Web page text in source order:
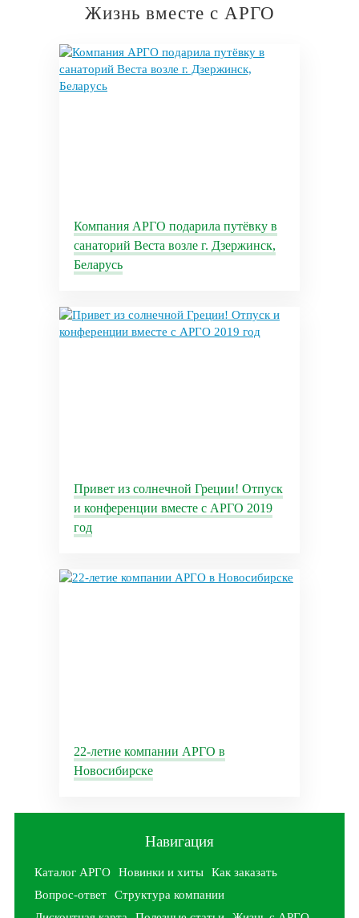
Жизнь вместе с АРГО
Компания АРГО подарила путёвку в
санаторий Веста возле г. Дзержинск,
Беларусь
Привет из солнечной Греции! Отпуск
и конференции вместе с АРГО 2019
год
22-летие компании АРГО в
Новосибирске
Навигация
Каталог АРГО Новинки и хиты
Как заказать
Вопрос-ответ
Структура компании